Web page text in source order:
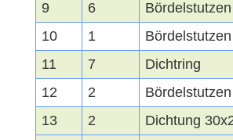
9
6
Bördelstutzen
10
1
11
7
Dichtring
12
2
13
2
Dichtung